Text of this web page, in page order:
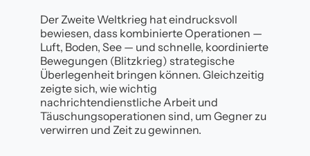
Der Zweite Weltkrieg hat eindrucksvoll
bewiesen, dass kombinierte Operationen —
Luft, Boden, See — und schnelle, koordinierte
Bewegungen (Blitzkrieg) strategische
Überlegenheit bringen können. Gleichzeitig
zeigte sich, wie wichtig
nachrichtendienstliche Arbeit und
Täuschungsoperationen sind, um Gegner zu
verwirren und Zeit zu gewinnen.